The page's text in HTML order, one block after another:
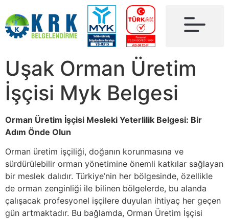
Uşak Orman Üretim
İşçisi Myk Belgesi
Orman Üretim İşçisi Mesleki Yeterlilik Belgesi: Bir
Adım Önde Olun
Orman üretim işçiliği, doğanın korunmasına ve
sürdürülebilir orman yönetimine önemli katkılar sağlayan
bir meslek dalıdır. Türkiye’nin her bölgesinde, özellikle
de orman zenginliği ile bilinen bölgelerde, bu alanda
çalışacak profesyonel işçilere duyulan ihtiyaç her geçen
gün artmaktadır. Bu bağlamda, Orman Üretim İşçisi